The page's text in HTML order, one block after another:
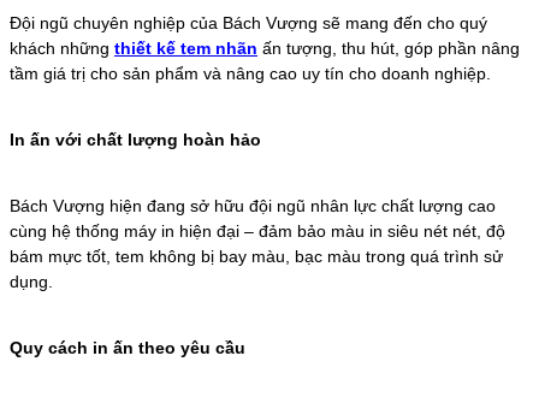
Đội ngũ chuyên nghiệp của Bách Vượng sẽ mang đến cho quý
khách những thiết kế tem nhãn ấn tượng, thu hút, góp phần nâng
tầm giá trị cho sản phẩm và nâng cao uy tín cho doanh nghiệp.
In ấn với chất lượng hoàn hảo
Bách Vượng hiện đang sở hữu đội ngũ nhân lực chất lượng cao
cùng hệ thống máy in hiện đại – đảm bảo màu in siêu nét nét, độ
bám mực tốt, tem không bị bay màu, bạc màu trong quá trình sử
dụng.
Quy cách in ấn theo yêu cầu